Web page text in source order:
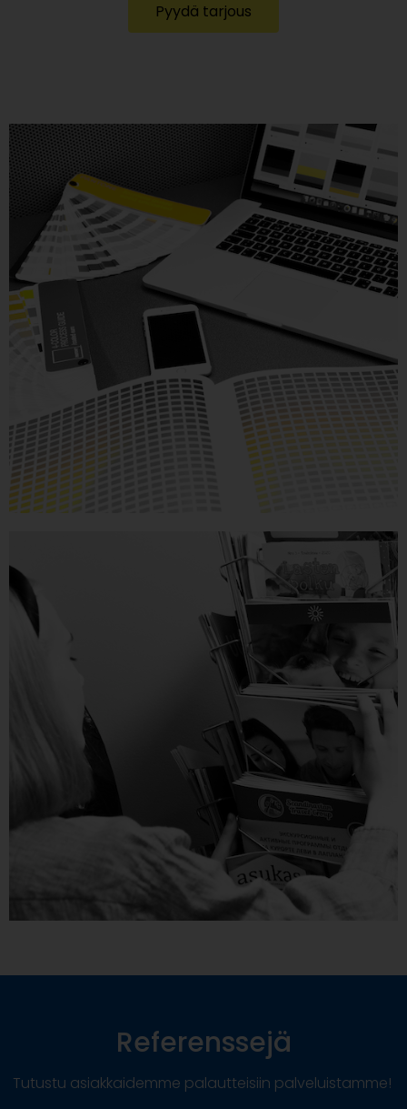
Pyydä tarjous
Referenssejä
Tutustu asiakkaidemme palautteisiin palveluistamme!